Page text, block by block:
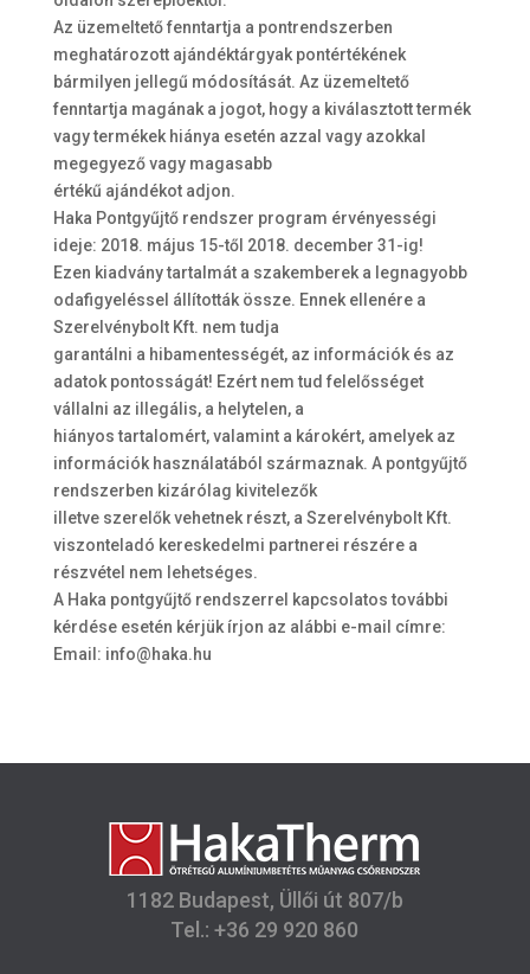
Az üzemeltető fenntartja a pontrendszerben
meghatározott ajándéktárgyak pontértékének
bármilyen jellegű módosítását. Az üzemeltető
fenntartja magának a jogot, hogy a kiválasztott termék
vagy termékek hiánya esetén azzal vagy azokkal
megegyező vagy magasabb
értékű ajándékot adjon.
Haka Pontgyűjtő rendszer program érvényességi
ideje: 2018. május 15-től 2018. december 31-ig!
Ezen kiadvány tartalmát a szakemberek a legnagyobb
odafigyeléssel állították össze. Ennek ellenére a
Szerelvénybolt Kft. nem tudja
garantálni a hibamentességét, az információk és az
adatok pontosságát! Ezért nem tud felelősséget
vállalni az illegális, a helytelen, a
hiányos tartalomért, valamint a károkért, amelyek az
információk használatából származnak. A pontgyűjtő
rendszerben kizárólag kivitelezők
illetve szerelők vehetnek részt, a Szerelvénybolt Kft.
viszonteladó kereskedelmi partnerei részére a
részvétel nem lehetséges.
A Haka pontgyűjtő rendszerrel kapcsolatos további
kérdése esetén kérjük írjon az alábbi e-mail címre:
Email: info@haka.hu
1182 Budapest, Üllői út 807/b
Tel.: +36 29 920 860